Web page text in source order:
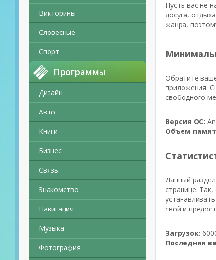
Викторины
Словесные
Спорт
Программы
Дизайн
Авто
Книги
Бизнес
Связь
Знакомство
Навигация
Музыка
Фотография
Пусть вас не
досуга,
жанра,
Обратите
приложения.
свободного
Версия ОС:
Объем
Данный
странице.
свой и
Загрузок:
Последняя